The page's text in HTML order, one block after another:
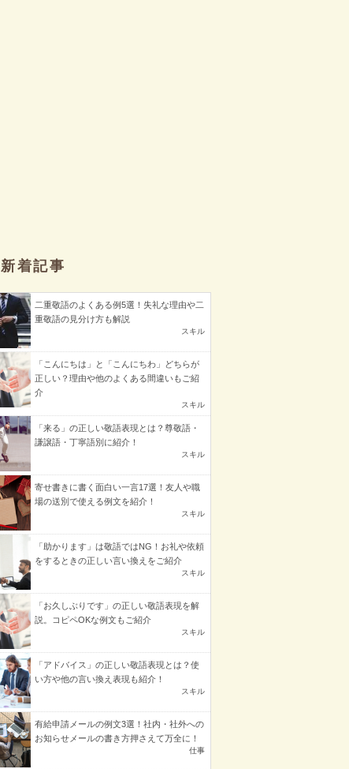
新着記事
二重敬語のよくある例5選！失礼な理由や二
重敬語の見分け方も解説
スキル
「こんにちは」と「こんにちわ」どちらが
正しい？理由や他のよくある間違いもご紹
介
スキル
「来る」の正しい敬語表現とは？尊敬語・
謙譲語・丁寧語別に紹介！
スキル
寄せ書きに書く面白い一言17選！友人や職
場の送別で使える例文を紹介！
スキル
「助かります」は敬語ではNG！お礼や依頼
をするときの正しい言い換えをご紹介
スキル
「お久しぶりです」の正しい敬語表現を解
説。コピペOKな例文もご紹介
スキル
「アドバイス」の正しい敬語表現とは？使
い方や他の言い換え表現も紹介！
スキル
有給申請メールの例文3選！社内・社外への
お知らせメールの書き方押さえて万全に！
仕事